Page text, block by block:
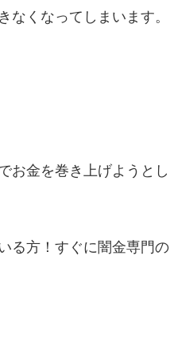
なくなってしまいます。
お金を巻き上げようとし
る方！すぐに闇金専門の